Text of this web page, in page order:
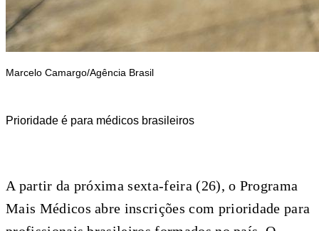
Marcelo Camargo/Agência Brasil
Prioridade é para médicos brasileiros
A partir da próxima sexta-feira (26), o Programa
Mais Médicos abre inscrições com prioridade para